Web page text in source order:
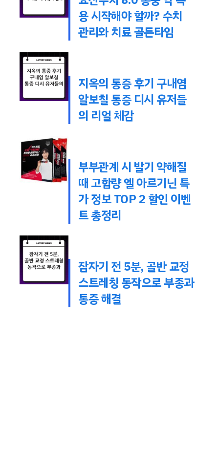
용 시작해야 할까? 수치
관리와 치료 골든타임
지옥의 통증 후기 구내염
알보칠 통증 디시 유저들
의 리얼 체감
부부관계 시 발기 약해질
때 고함량 엘 아르기닌 특
가 정보 TOP 2 할인 이벤
트 총정리
잠자기 전 5분, 골반 교정
스트레칭 동작으로 부종과
통증 해결